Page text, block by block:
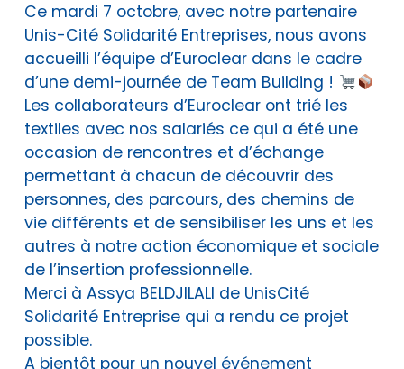
Ce mardi 7 octobre, avec notre partenaire
Unis-Cité Solidarité Entreprises, nous avons
accueilli l’équipe d’Euroclear dans le cadre
d’une demi-journée de Team Building !
Les collaborateurs d’Euroclear ont trié les
textiles avec nos salariés ce qui a été une
occasion de rencontres et d’échange
permettant à chacun de découvrir des
personnes, des parcours, des chemins de
vie différents et de sensibiliser les uns et les
autres à notre action économique et sociale
de l’insertion professionnelle.
Merci à Assya BELDJILALI de UnisCité
Solidarité Entreprise qui a rendu ce projet
possible.
A bientôt pour un nouvel événement